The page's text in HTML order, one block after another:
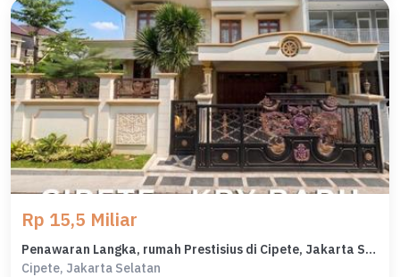
Rp 15,5 Miliar
Penawaran Langka, rumah Prestisius di Cipete, Jakarta Selatan, LB 550m²
Cipete, Jakarta Selatan